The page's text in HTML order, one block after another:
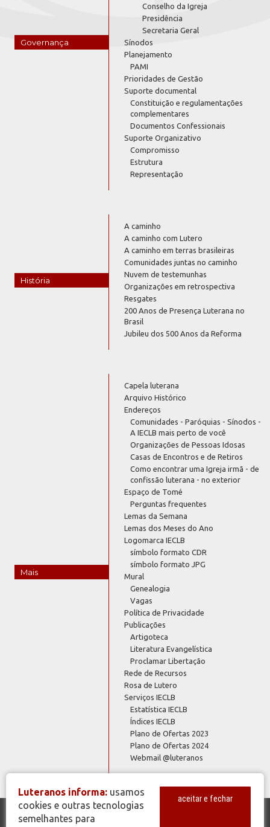
Governança
Conselho da Igreja
Presidência
Secretaria Geral
Sínodos
Planejamento
PAMI
Prioridades de Gestão
Suporte documental
Constituição e regulamentações
complementares
Documentos Confessionais
Suporte Organizativo
Compromisso
Estrutura
Representação
História
A caminho
A caminho com Lutero
A caminho em terras brasileiras
Comunidades juntas no caminho
Nuvem de testemunhas
Organizações em retrospectiva
Resgates
200 Anos de Presença Luterana no
Brasil
Jubileu dos 500 Anos da Reforma
Mais
Capela luterana
Arquivo Histórico
Endereços
Comunidades - Paróquias - Sínodos -
A IECLB mais perto de você
Organizações de Pessoas Idosas
Casas de Encontros e de Retiros
Como encontrar uma Igreja irmã - de
confissão luterana - no exterior
Espaço de Tomé
Perguntas frequentes
Lemas da Semana
Lemas dos Meses do Ano
Logomarca IECLB
símbolo formato CDR
símbolo formato JPG
Mural
Genealogia
Vagas
Política de Privacidade
Publicações
Artigoteca
Literatura Evangelística
Proclamar Libertação
Rede de Recursos
Rosa de Lutero
Serviços IECLB
Estatística IECLB
Índices IECLB
Plano de Ofertas 2023
Plano de Ofertas 2024
Webmail @luteranos
Luteranos informa: usamos
cookies e outras tecnologias
semelhantes para
aceitar e fechar